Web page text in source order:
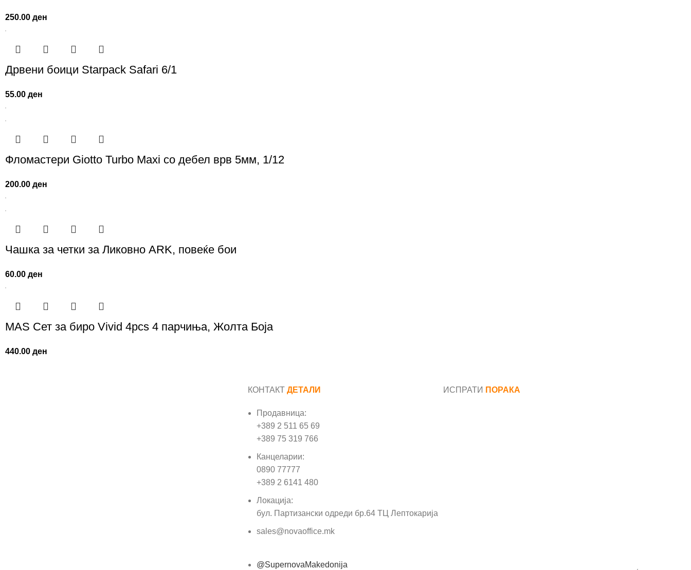
250.00ден
Дрвени боици Starpack Safari 6/1
55.00ден
Фломастери Giotto Turbo Maxi со дебел врв 5мм, 1/12
200.00ден
Чашка за четки за Ликовно ARK, повеќе бои
60.00ден
MAS Сет за биро Vivid 4pcs 4 парчиња, Жолта Боја
440.00ден
КОНТАКТ ДЕТАЛИ
Продавница:
+389 2 511 65 69
+389 75 319 766
Канцеларии:
0890 77777
+389 2 6141 480
Локација:
бул. Партизански одреди бр.64 ТЦ Лептокарија
sales@novaoffice.mk
@SupernovaMakedonija
ИСПРАТИ ПОРАКА